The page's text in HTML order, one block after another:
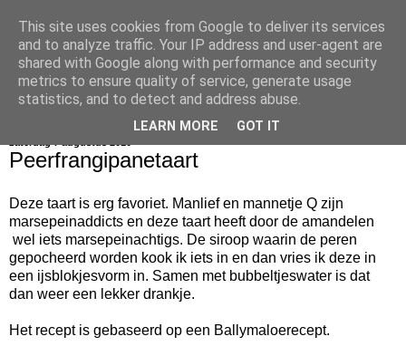
bijna net zo lekker als thuis
Peerfrangipanetaart
Deze taart is erg favoriet. Manlief en mannetje Q zijn
marsepeinaddicts en deze taart heeft door de amandelen
wel iets marsepeinachtigs. De siroop waarin de peren
gepocheerd worden kook ik iets in en dan vries ik deze in
een ijsblokjesvorm in. Samen met bubbeltjeswater is dat
dan weer een lekker drankje.
Het recept is gebaseerd op een Ballymaloerecept.
This site uses cookies from Google to deliver its services
and to analyze traffic. Your IP address and user-agent are
shared with Google along with performance and security
metrics to ensure quality of service, generate usage
statistics, and to detect and address abuse.
LEARN MORE GOT IT